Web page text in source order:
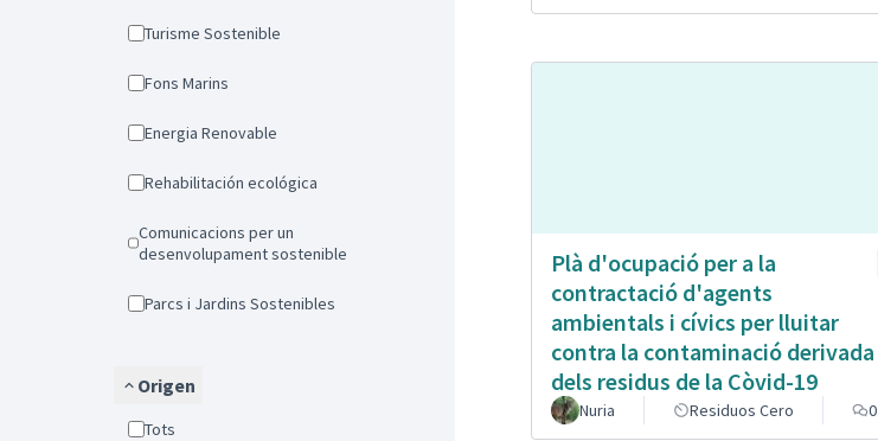
Turisme Sostenible
Fons Marins
Energia Renovable
Rehabilitación ecológica
Comunicacions per un
desenvolupament sostenible
Parcs i Jardins Sostenibles
Origen
Tots
Plà d'ocupació per a la
contractació d'agents
ambientals i cívics per lluitar
contra la contaminació derivada
dels residus de la Còvid-19
Nuria Residuos Cero 0